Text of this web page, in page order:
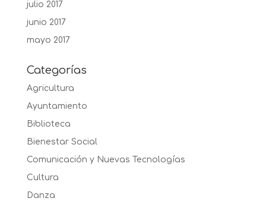
julio 2017
junio 2017
mayo 2017
Categorías
Agricultura
Ayuntamiento
Biblioteca
Bienestar Social
Comunicación y Nuevas Tecnologías
Cultura
Danza